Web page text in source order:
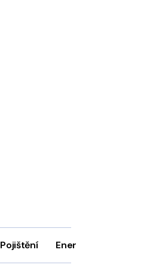
Pojištění Energie